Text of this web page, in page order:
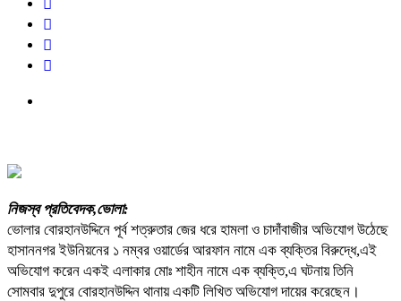
নিজস্ব প্রতিবেদক,ভোলা:
ভোলার বোরহানউদ্দিনে পূর্ব শত্রুতার জের ধরে হামলা ও চাদাঁবাজীর অভিযোগ উঠেছে
হাসাননগর ইউনিয়নের ১ নম্বর ওয়ার্ডের আরফান নামে এক ব্যক্তির বিরুদ্ধে,এই
অভিযোগ করেন একই এলাকার মোঃ শাহীন নামে এক ব্যক্তি,এ ঘটনায় তিনি
সোমবার দুপুরে বোরহানউদ্দিন থানায় একটি লিখিত অভিযোগ দায়ের করেছেন।